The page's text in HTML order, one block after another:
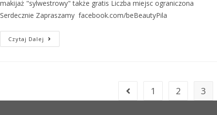
makijaż "sylwestrowy" także gratis Liczba miejsc ograniczona
Serdecznie Zapraszamy facebook.com/beBeautyPila
Czytaj Dalej
1 2 3